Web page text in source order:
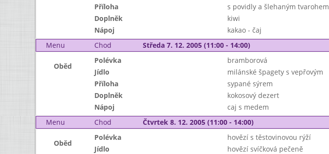
Příloha
s povidly a šlehaným tvarohem
Doplněk
kiwi
Nápoj
kakao - čaj
Menu
Chod Středa 7. 12. 2005 (11:00 - 14:00)
Oběd
Polévka
bramborová
Jídlo
milánské špagety s vepřovým
Příloha
sypané sýrem
Doplněk
kokosový dezert
Nápoj
caj s medem
Menu
Chod Čtvrtek 8. 12. 2005 (11:00 - 14:00)
Oběd
Polévka
hovězí s těstovinovou rýží
Jídlo
hovězí svíčková pečeně